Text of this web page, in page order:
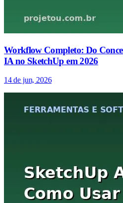
Workflow Completo: Do
IA no SketchUp em 2026
14 de jun, 2026